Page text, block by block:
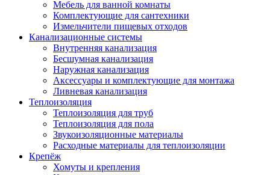
Мебель для ванной комнаты
Комплектующие для сантехники
Измельчители пищевых отходов
Канализационные системы
Внутренняя канализация
Бесшумная канализация
Наружная канализация
Аксессуары и комплектующие для монтажа
Ливневая канализация
Теплоизоляция
Теплоизоляция для труб
Теплоизоляция для пола
Звукоизоляционные материалы
Расходные материалы для теплоизоляции
Крепёж
Хомуты и крепления